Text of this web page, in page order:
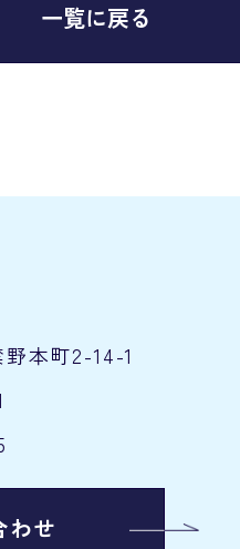
一覧に戻る
本町2-14-1
わせ